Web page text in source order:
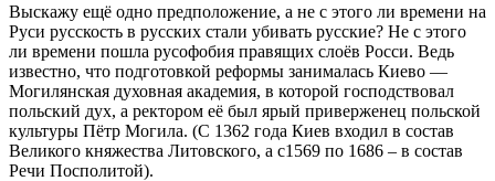
Выскажу ещё одно предположение, а не с этого ли времени на
Руси русскость в русских стали убивать русские? Не с этого
ли времени пошла русофобия правящих слоёв Росси. Ведь
известно, что подготовкой реформы занималась Киево —
Могилянская духовная академия, в которой господствовал
польский дух, а ректором её был ярый приверженец польской
культуры Пётр Могила. (С 1362 года Киев входил в состав
Великого княжества Литовского, а с1569 по 1686 – в состав
Речи Посполитой).